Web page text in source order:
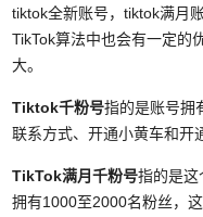
tiktok全新账号，tiktok满月
TikTok算法中也会有一定的
大。
Tiktok千粉号指的是账号拥
联系方式、开通小黄车和开
TikTok满月千粉号指的是这
拥有1000至2000名粉丝，